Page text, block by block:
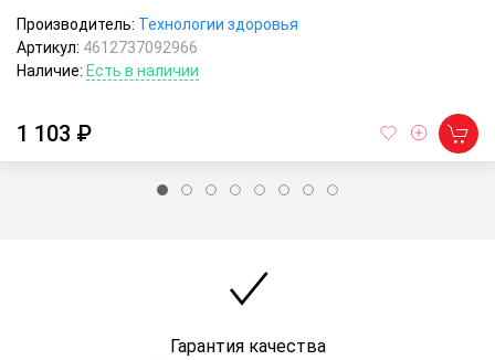
Производитель: Технологии здоровья
Артикул: 4612737092966
Наличие: Есть в наличии
1 103 ₽
Гарантия качества